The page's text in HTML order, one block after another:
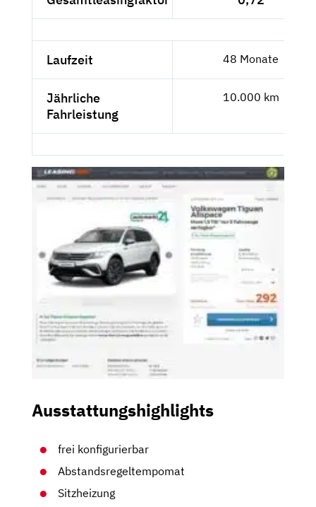
Laufzeit 48 Monate
Jährliche
Fahrleistung
10.000 km
Ausstattungshighlights
frei konfigurierbar
Abstandsregeltempomat
Sitzheizung